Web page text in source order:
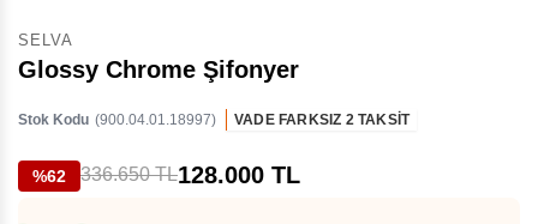
SELVA
Glossy Chrome Şifonyer
Stok Kodu (900.04.01.18997) VADE FARKSIZ 2 TAKSİT
%62 336.650 TL128.000 TL